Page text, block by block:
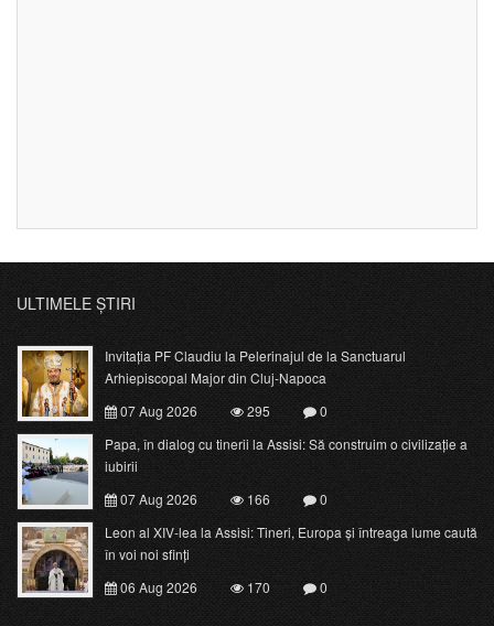
ULTIMELE ȘTIRI
Invitația PF Claudiu la Pelerinajul de la Sanctuarul
Arhiepiscopal Major din Cluj-Napoca
07 Aug 2026
295
0
Papa, în dialog cu tinerii la Assisi: Să construim o civilizație a
iubirii
07 Aug 2026
166
0
Leon al XIV-lea la Assisi: Tineri, Europa și întreaga lume caută
în voi noi sfinți
06 Aug 2026
170 0